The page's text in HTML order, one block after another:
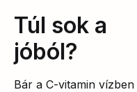
Túl sok a
jóból?
Bár a C-vitamin vízben